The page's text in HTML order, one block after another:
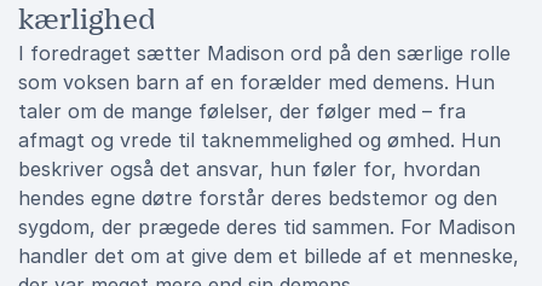
kærlighed
I foredraget sætter Madison ord på den særlige rolle
som voksen barn af en forælder med demens. Hun
taler om de mange følelser, der følger med – fra
afmagt og vrede til taknemmelighed og ømhed. Hun
beskriver også det ansvar, hun føler for, hvordan
hendes egne døtre forstår deres bedstemor og den
sygdom, der prægede deres tid sammen. For Madison
handler det om at give dem et billede af et menneske,